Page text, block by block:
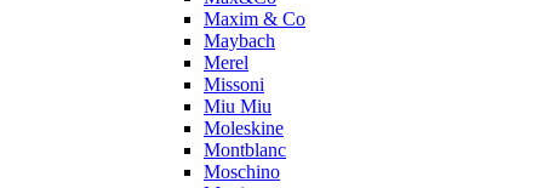
Maxim & Co
Maybach
Merel
Missoni
Miu Miu
Moleskine
Montblanc
Moschino